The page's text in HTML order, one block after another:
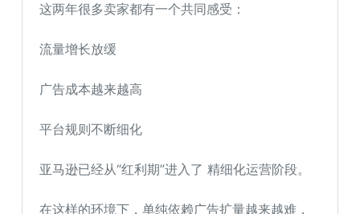
这两年很多卖家都有一个共同感受：
流量增长放缓
广告成本越来越高
平台规则不断细化
亚马逊已经从“红利期”进入了 精细化运营阶段。
在这样的环境下，单纯依赖广告扩量越来越难，